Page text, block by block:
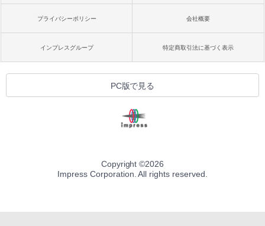
プライバシーポリシー 会社概要
インプレスグループ 特定商取引法に基づく表示
PC版で見る
Copyright ©2026
Impress Corporation. All rights reserved.